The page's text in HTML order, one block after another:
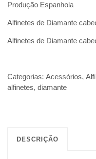
Produção Espanhola
Alfinetes de Diamante
Alfinetes de Diamante
Categorias: Acessórios,
alfinetes, diamante
DESCRIÇÃO